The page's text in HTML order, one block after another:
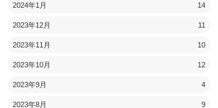
2024年1月 14
2023年12月 11
2023年11月 10
2023年10月 12
2023年9月 4
2023年8月 9